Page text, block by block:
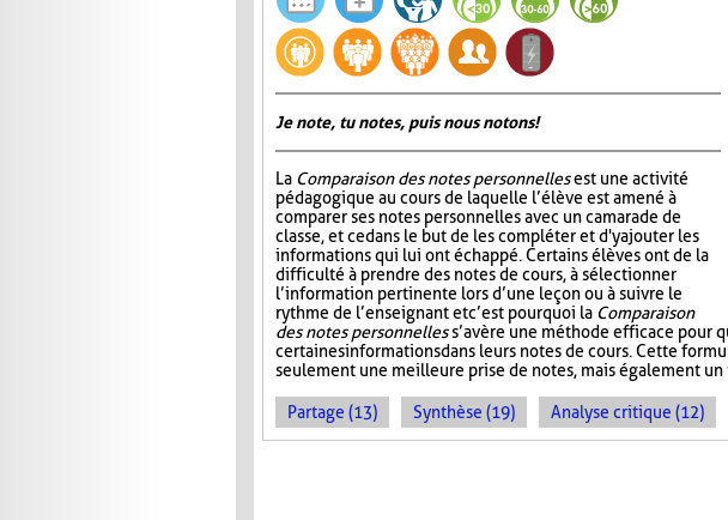
Je note, tu notes, puis nous notons!
La Comparaison des notes personnellesest une activité
pédagogique au cours de laquelle l’élève est amené à
comparer ses notes personnelles avec un camarade de
classe, et ce dans le but de les compléter et d'y ajouter les
informations qui lui ont échappé. Certains élèves ont de la
difficulté à prendre des notes de cours, à sélectionner
l’information pertinente lors d’une leçon ou à suivre le
rythme de l’enseignant et c’est pourquoi la Comparaison
des notes personnelless’avère une méthode efficace pour
certaines informations dans leurs notes de cours. Cette
seulement une meilleure prise de notes, mais également
Partage (13) Synthèse (19) Analyse critique (12)